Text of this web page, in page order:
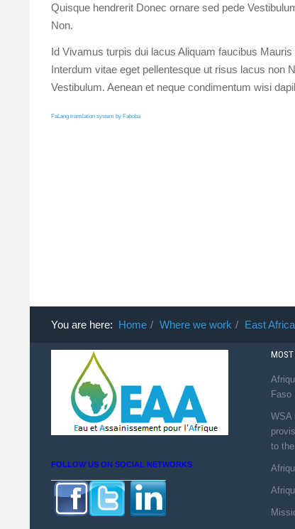
Quisque hendrerit Donec ornare sed pede
Non.
Id Vivamus turpis dui lacus Aliquam faucibus
Interdum vitae eget pellentesque ut risus lacus non
Vestibulum. Aenean et neque condimentum wisi
FaLang translation system by Faboba
You are here: Home Where we work East Africa
FOLLOW US ON SOCIAL NETWORKS
MOST
Faso
WSA
to